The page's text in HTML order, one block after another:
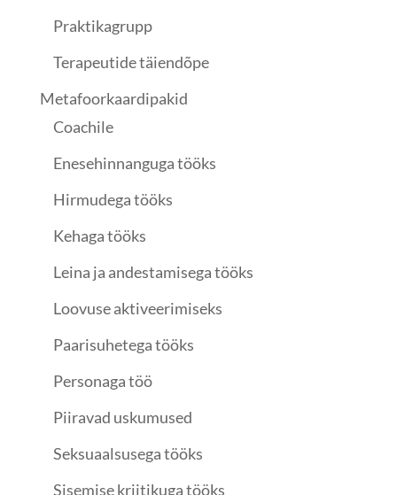
Praktikagrupp
Terapeutide täiendõpe
Metafoorkaardipakid
Coachile
Enesehinnanguga tööks
Hirmudega tööks
Kehaga tööks
Leina ja andestamisega tööks
Loovuse aktiveerimiseks
Paarisuhetega tööks
Personaga töö
Piiravad uskumused
Seksuaalsusega tööks
Sisemise kriitikuga tööks